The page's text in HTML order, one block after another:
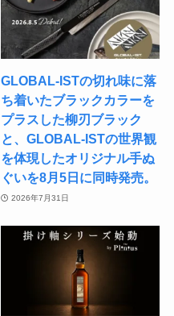
GLOBAL-ISTの切れ味に落
ち着いたブラックカラーを
プラスした柳刃ブラック
と、GLOBAL-ISTの世界観
を体現したオリジナル手ぬ
ぐいを8月5日に同時発売。
2026年7月31日